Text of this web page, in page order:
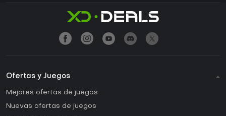
Ofertas y Juegos
Mejores ofertas de juegos
Nuevas ofertas de juegos